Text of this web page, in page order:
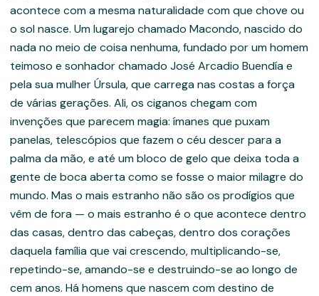
acontece com a mesma naturalidade com que chove ou
o sol nasce. Um lugarejo chamado Macondo, nascido do
nada no meio de coisa nenhuma, fundado por um homem
teimoso e sonhador chamado José Arcadio Buendía e
pela sua mulher Úrsula, que carrega nas costas a força
de várias gerações. Ali, os ciganos chegam com
invenções que parecem magia: ímanes que puxam
panelas, telescópios que fazem o céu descer para a
palma da mão, e até um bloco de gelo que deixa toda a
gente de boca aberta como se fosse o maior milagre do
mundo. Mas o mais estranho não são os prodígios que
vêm de fora — o mais estranho é o que acontece dentro
das casas, dentro das cabeças, dentro dos corações
daquela família que vai crescendo, multiplicando-se,
repetindo-se, amando-se e destruindo-se ao longo de
cem anos. Há homens que nascem com destino de